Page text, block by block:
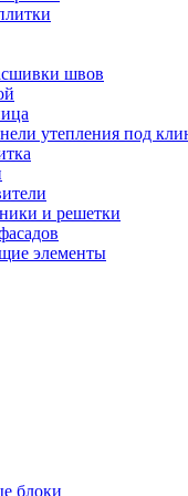
швов
утепления под
и решетки
элементы
блоки